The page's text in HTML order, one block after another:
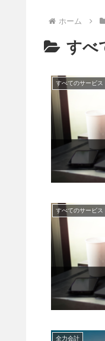
ホーム
すべ
すべてのサービス
すべてのサービス
全力会計